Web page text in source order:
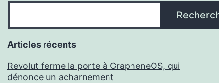
Articles récents
Revolut ferme la porte à GrapheneOS, qui
dénonce un acharnement